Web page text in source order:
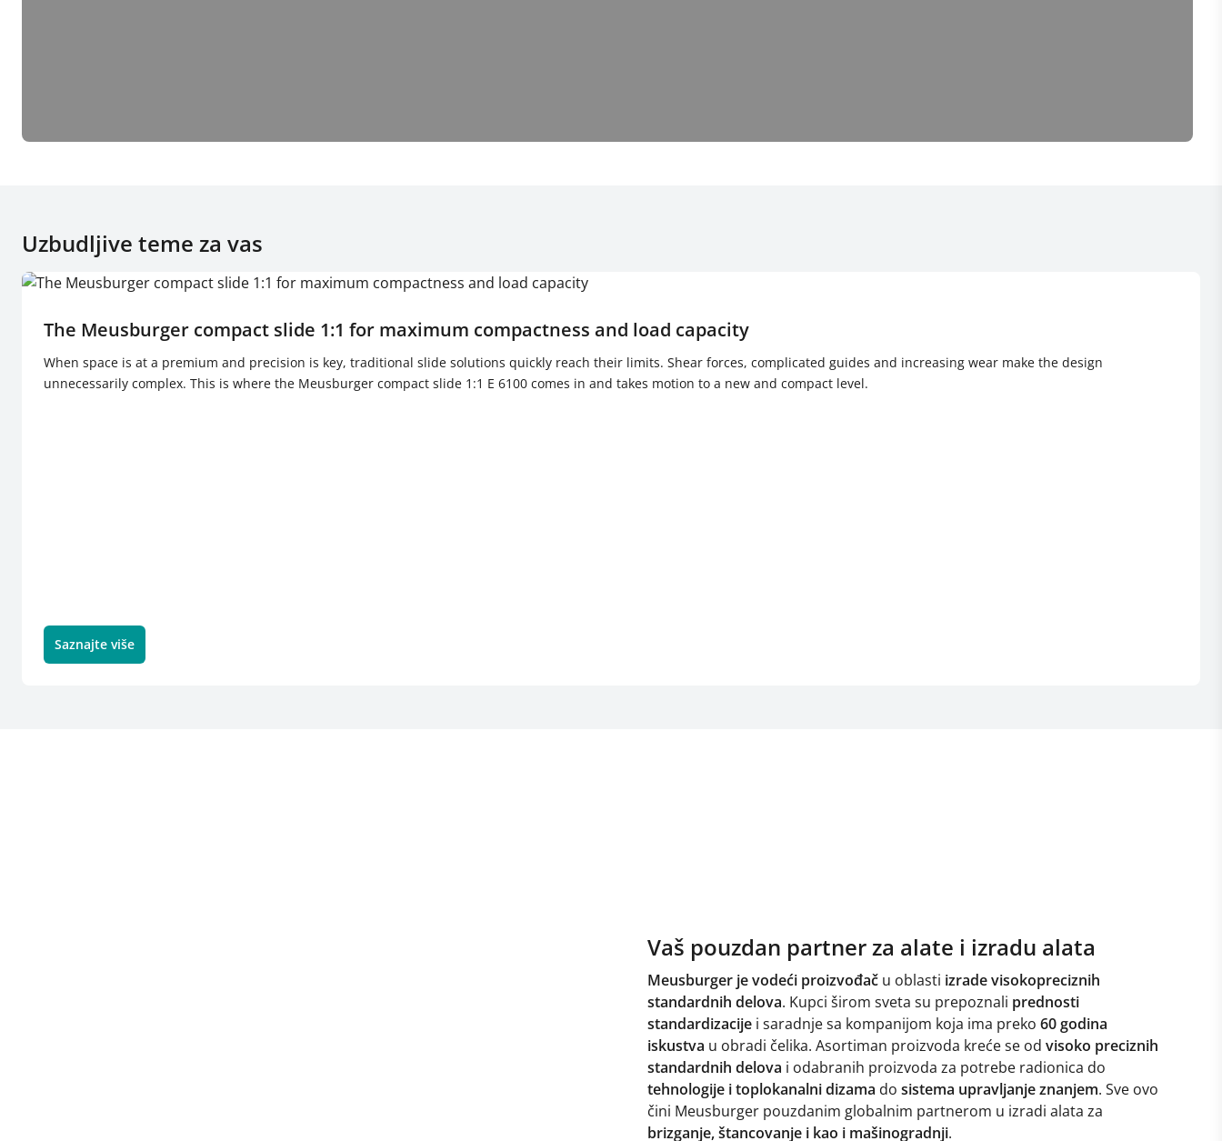
Uzbudljive teme za vas
The Meusburger compact slide 1:1 for maximum compactness and load capacity
When space is at a premium and precision is key, traditional slide solutions quickly reach their limits. Shear forces, complicated guides and increasing wear make the design
unnecessarily complex. This is where the Meusburger compact slide 1:1 E 6100 comes in and takes motion to a new and compact level.
Saznajte više
Vaš pouzdan partner za alate i izradu alata
Meusburger je vodeći proizvođač u oblasti izrade visokopreciznih
standardnih delova. Kupci širom sveta su prepoznali prednosti
standardizacije i saradnje sa kompanijom koja ima preko 60 godina
iskustva u obradi čelika. Asortiman proizvoda kreće se od visoko preciznih
standardnih delova i odabranih proizvoda za potrebe radionica do
tehnologije i toplokanalni dizama do sistema upravljanje znanjem. Sve ovo
čini Meusburger pouzdanim globalnim partnerom u izradi alata za
brizganje, štancovanje i kao i mašinogradnji.